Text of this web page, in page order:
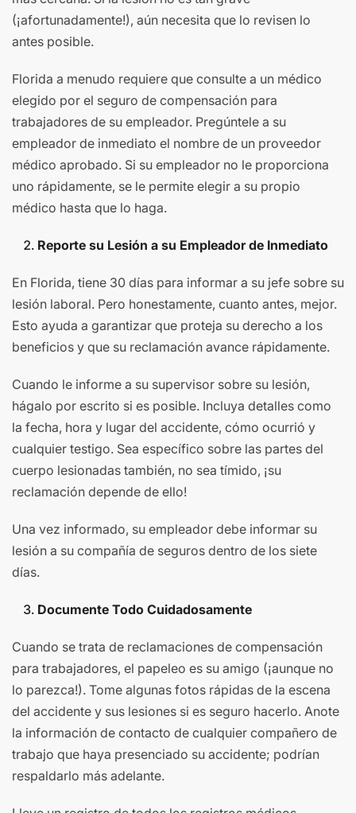
(¡afortunadamente!), aún necesita que lo revisen lo
antes posible.
Florida a menudo requiere que consulte a un médico
elegido por el seguro de compensación para
trabajadores de su empleador. Pregúntele a su
empleador de inmediato el nombre de un proveedor
médico aprobado. Si su empleador no le proporciona
uno rápidamente, se le permite elegir a su propio
médico hasta que lo haga.
Reporte su Lesión a su Empleador de Inmediato
En Florida, tiene 30 días para informar a su jefe sobre su
lesión laboral. Pero honestamente, cuanto antes, mejor.
Esto ayuda a garantizar que proteja su derecho a los
beneficios y que su reclamación avance rápidamente.
Cuando le informe a su supervisor sobre su lesión,
hágalo por escrito si es posible. Incluya detalles como
la fecha, hora y lugar del accidente, cómo ocurrió y
cualquier testigo. Sea específico sobre las partes del
cuerpo lesionadas también, no sea tímido, ¡su
reclamación depende de ello!
Una vez informado, su empleador debe informar su
lesión a su compañía de seguros dentro de los siete
días.
Documente Todo Cuidadosamente
Cuando se trata de reclamaciones de compensación
para trabajadores, el papeleo es su amigo (¡aunque no
lo parezca!). Tome algunas fotos rápidas de la escena
del accidente y sus lesiones si es seguro hacerlo. Anote
la información de contacto de cualquier compañero de
trabajo que haya presenciado su accidente; podrían
respaldarlo más adelante.